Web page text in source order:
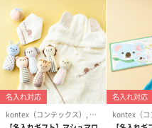
アイボリー
最後に紹介するのは「アイボ
フードからぴょこんとたつう
チリです。